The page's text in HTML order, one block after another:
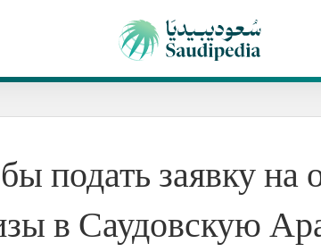
подать заявку на
в Саудовскую